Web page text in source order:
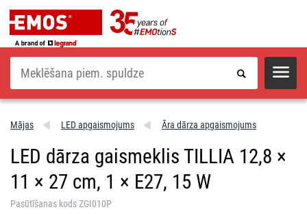
Meklēšana
Mājas LED apgaismojums Āra dārza apgaismojums
LED dārza gaismeklis TILLIA 12,8 ×
11 × 27 cm, 1 × E27, 15 W
Pasūtīšanas kods ZGI010P